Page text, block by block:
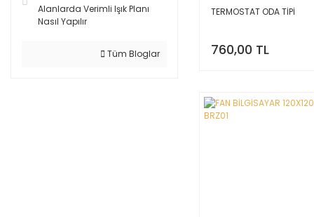
Alanlarda Verimli Işık Planı
Nasıl Yapılır
Tüm Bloglar
TERMOSTAT ODA TİPİ
760,00 TL